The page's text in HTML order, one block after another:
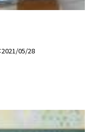
2021/05/28